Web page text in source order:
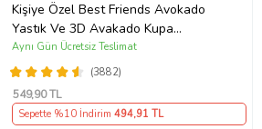
Kişiye Özel Best Friends Avokado
Yastık Ve 3D Avakado Kupa
Arkadaşa Hediye
(3882)
Aynı Gün Ücretsiz Teslimat
549,90 TL
Sepette %10 İndirim 494,91 TL